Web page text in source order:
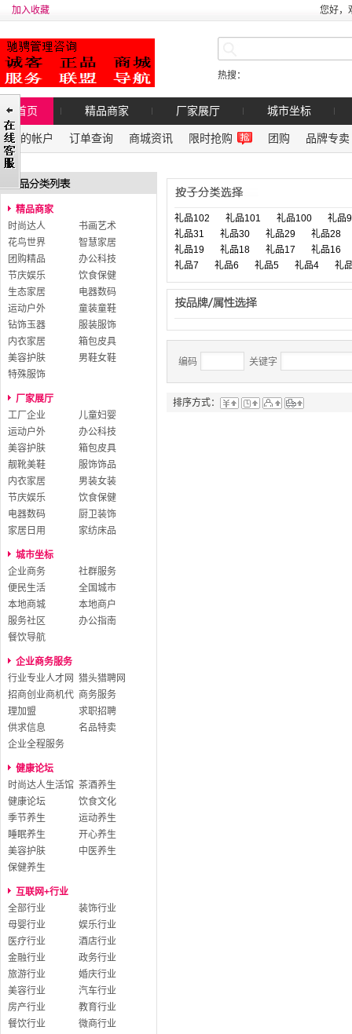
加入收藏 您好，
热搜：
首页 精品商家 厂家展厅 城市坐标
我的帐户 订单查询 商城资讯 限时抢购 团购 品牌专卖
精品商家
时尚达人
书画艺术
花鸟世界
智慧家居
团购精品
办公科技
节庆娱乐
饮食保健
生态家居
电器数码
运动户外
童装童鞋
钻饰玉器
服装服饰
内衣家居
箱包皮具
美容护肤
男鞋女鞋
特殊服饰
厂家展厅
工厂企业
儿童妇婴
运动户外
办公科技
美容护肤
箱包皮具
靓靴美鞋
服饰饰品
内衣家居
男装女装
节庆娱乐
饮食保健
电器数码
厨卫装饰
家居日用
家纺床品
城市坐标
企业商务
社群服务
便民生活
全国城市
本地商城
本地商户
服务社区
办公指南
餐饮导航
企业商务服务
行业专业人才网 猎头猎聘网
招商创业商机代
理加盟
商务服务
求职招聘
供求信息
名品特卖
企业全程服务
健康论坛
时尚达人生活馆 茶酒养生
健康论坛
饮食文化
季节养生
运动养生
睡眠养生
开心养生
美容护肤
中医养生
保健养生
互联网+行业
全部行业
装饰行业
母婴行业
娱乐行业
医疗行业
酒店行业
金融行业
政务行业
旅游行业
婚庆行业
美容行业
汽车行业
房产行业
教育行业
餐饮行业
微商行业
礼品102 礼品101 礼品100
礼品
礼品31
礼品30 礼品29
礼品28
礼品19
礼品18 礼品17
礼品16
礼品7
礼品6 礼品5 礼品4 礼
编码 关键字
排序方式：